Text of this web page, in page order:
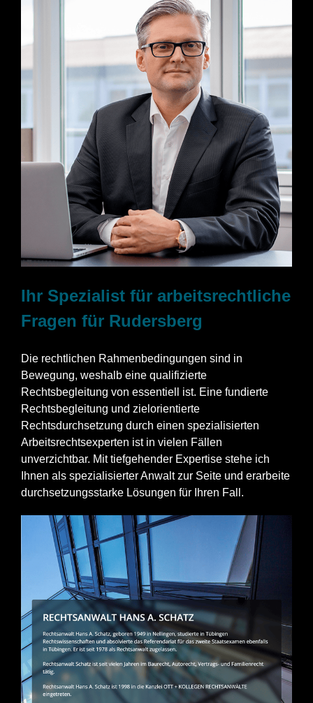
Ihr Spezialist für arbeitsrechtliche
Fragen für Rudersberg
Die rechtlichen Rahmenbedingungen sind in
Bewegung, weshalb eine qualifizierte
Rechtsbegleitung von essentiell ist. Eine fundierte
Rechtsbegleitung und zielorientierte
Rechtsdurchsetzung durch einen spezialisierten
Arbeitsrechtsexperten ist in vielen Fällen
unverzichtbar. Mit tiefgehender Expertise stehe ich
Ihnen als spezialisierter Anwalt zur Seite und erarbeite
durchsetzungsstarke Lösungen für Ihren Fall.